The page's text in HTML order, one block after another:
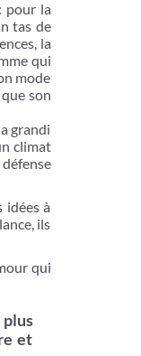
pour la
tas de
la
qui
mode
son
grandi
climat
idées à
ils
qui
et